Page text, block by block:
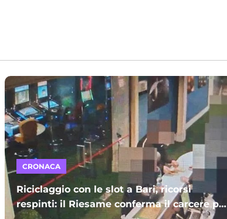
CRONACA
Riciclaggio con le slot a Bari, ricorsi
respinti: il Riesame conferma il carcere per